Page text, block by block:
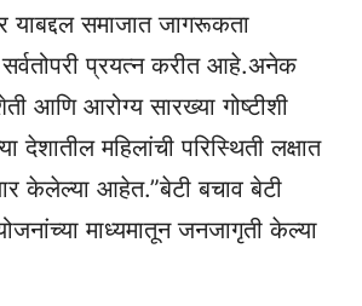
याबद्दल समाजात जागरूकता
प्रयत्न करीत आहे.अनेक
आणि आरोग्य सारख्या गोष्टीशी
महिलांची परिस्थिती लक्षात
केलेल्या आहेत.”बेटी बचाव बेटी
माध्यमातून जनजागृती केल्या